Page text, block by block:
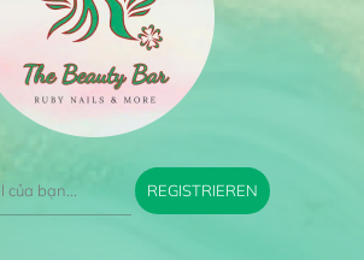
REGISTRIEREN